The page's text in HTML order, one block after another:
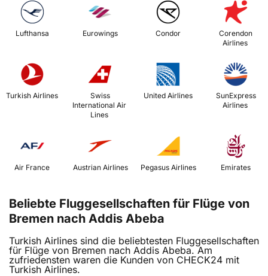
Lufthansa Eurowings Condor
Corendon
Airlines
Turkish Airlines
International Air
Lines
United Airlines
Airlines
Air France Austrian Airlines Emirates
Beliebte Fluggesellschaften für Flüge von
Bremen nach Addis Abeba
Turkish Airlines sind die beliebtesten Fluggesellschaften
für Flüge von Bremen nach Addis Abeba. Am
zufriedensten waren die Kunden von CHECK24 mit
Turkish Airlines.